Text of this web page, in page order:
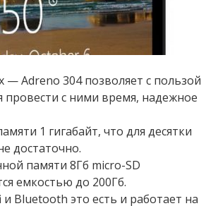
— Adreno 304 позволяет с пользой
провести с ними время, надежное
1 гигабайт, что для десятки
достаточно.
памяти 8Гб micro-SD
емкостью до 200Гб.
Bluetooth это есть и работает на